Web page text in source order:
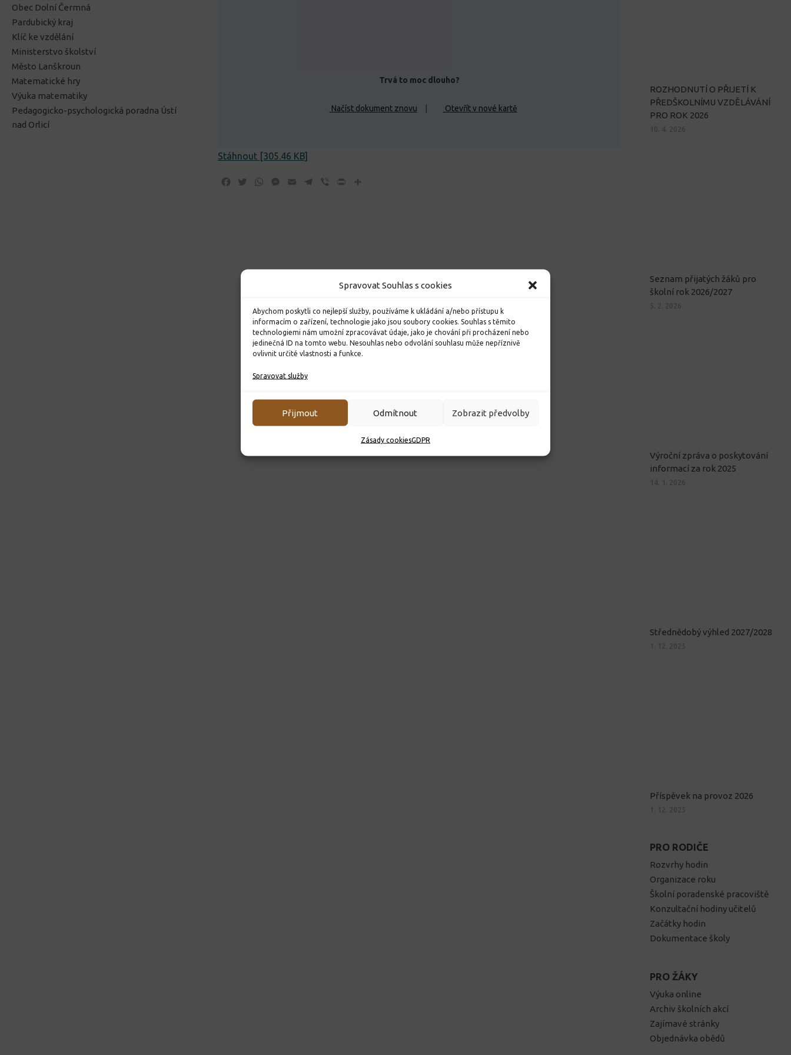
Spravovat Souhlas s cookies
Abychom poskytli co nejlepší služby, používáme k ukládání a/nebo přístupu k
informacím o zařízení, technologie jako jsou soubory cookies. Souhlas s těmito
technologiemi nám umožní zpracovávat údaje, jako je chování při procházení nebo
jedinečná ID na tomto webu. Nesouhlas nebo odvolání souhlasu může nepříznivě
ovlivnit určité vlastnosti a funkce.
Spravovat služby
Přijmout Odmítnout Zobrazit předvolby
Zásady cookiesGDPR
Trvá to moc dlouho?
Načíst dokument znovu Otevřít v nové kartě
Stáhnout [305.46 KB]
Facebook
TwitterWhatsApp
Messenger
Email Telegram
Viber Print
Obec Dolní Čermná
Pardubický kraj
Klíč ke vzdělání
Ministerstvo školství
Město Lanškroun
Matematické hry
Výuka matematiky
Pedagogicko-psychologická poradna Ústí
nad Orlicí
ROZHODNUTÍ O PŘIJETÍ K
PŘEDŠKOLNÍMU VZDĚLÁVÁNÍ
PRO ROK 2026
10. 4. 2026
Seznam přijatých žáků pro
školní rok 2026/2027
5. 2. 2026
Výroční zpráva o poskytování
informací za rok 2025
14. 1. 2026
Střednědobý výhled 2027/2028
1. 12. 2025
Příspěvek na provoz 2026
1. 12. 2025
PRO RODIČE
Rozvrhy hodin
Organizace roku
Školní poradenské pracoviště
Konzultační hodiny učitelů
Začátky hodin
Dokumentace školy
PRO ŽÁKY
Výuka online
Archiv školních akcí
Zajímavé stránky
Objednávka obědů